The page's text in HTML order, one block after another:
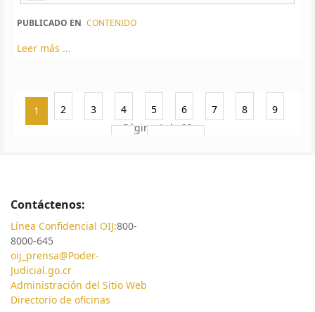
PUBLICADO EN CONTENIDO
Leer más ...
1 2 3 4 5 6 7 8 9
Página 1 de 22
Contáctenos:
Línea Confidencial OIJ:800-
8000-645
oij_prensa@Poder-
Judicial.go.cr
Administración del Sitio Web
Directorio de oficinas